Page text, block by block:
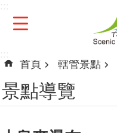
首頁 轄管景點
景點導覽